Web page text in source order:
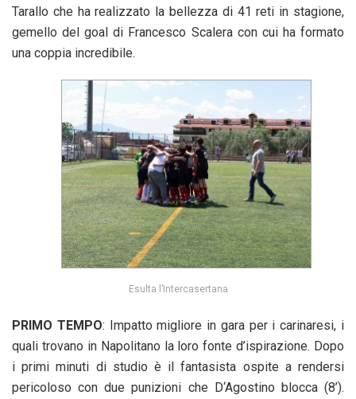
Tarallo che ha realizzato la bellezza di 41 reti in stagione,
gemello del goal di Francesco Scalera con cui ha formato
una coppia incredibile.
Esulta l’Intercasertana
PRIMO TEMPO: Impatto migliore in gara per i carinaresi, i
quali trovano in Napolitano la loro fonte d’ispirazione. Dopo
i primi minuti di studio è il fantasista ospite a rendersi
pericoloso con due punizioni che D‘Agostino blocca (8’).